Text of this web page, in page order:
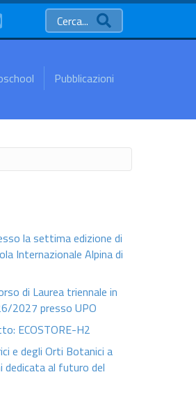
Cerca...
Pubblicazioni
la settima edizione di
Internazionale Alpina di
di Laurea triennale in
2027 presso UPO
ECOSTORE-H2
e degli Orti Botanici a
dedicata al futuro del